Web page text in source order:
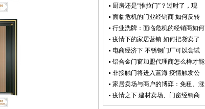
厨房还是“推拉门”？过时了，现
面临危机的门业经销商 如何反转
行业洗牌：面临危机的经销商如何
疫情下的家居营销 如何把货卖了
电商经济下 不锈钢门厂可以尝试
铝合金门窗加盟代理商怎么样才能
非接触门将进入蓝海 疫情触发公
家居卖场与商户的博弈：免租、涨
疫情之下 建材卖场、门窗经销商